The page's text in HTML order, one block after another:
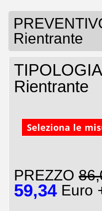
Rientrante
Rientrante
Seleziona le
PREZZO
59,34Euro